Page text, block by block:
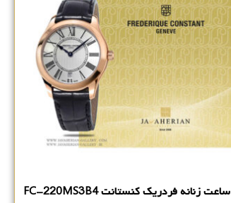
ساعت زنانه فردریک کنستانت FC-220MS3B4